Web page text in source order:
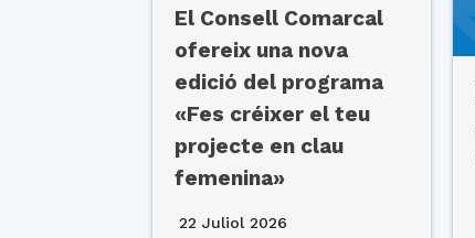
El Consell Comarcal
ofereix una nova
edició del programa
«Fes créixer el teu
projecte en clau
femenina»
22 Juliol 2026